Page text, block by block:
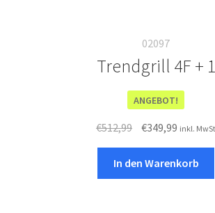
02097
Trendgrill 4F + 1
ANGEBOT!
€512,99
Ursprünglicher
Preis
war:
€512,99
€349,99Aktueller
Preis
ist:
€349,99.
inkl. MwSt
In den Warenkorb